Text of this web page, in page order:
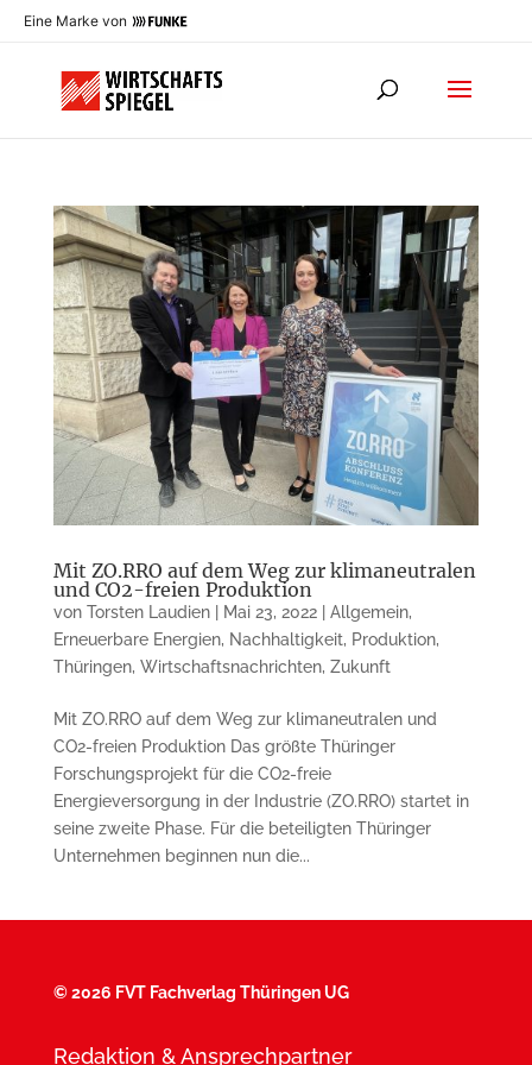
Eine Marke von
Mit ZO.RRO auf dem Weg zur klimaneutralen
und CO2-freien Produktion
von Torsten Laudien| Mai 23, 2022| Allgemein,
Erneuerbare Energien, Nachhaltigkeit, Produktion,
Thüringen, Wirtschaftsnachrichten, Zukunft
Mit ZO.RRO auf dem Weg zur klimaneutralen und
CO2-freien Produktion Das größte Thüringer
Forschungsprojekt für die CO2-freie
Energieversorgung in der Industrie (ZO.RRO) startet in
seine zweite Phase. Für die beteiligten Thüringer
Unternehmen beginnen nun die...
©2026 FVT Fachverlag Thüringen UG
Redaktion & Ansprechpartner